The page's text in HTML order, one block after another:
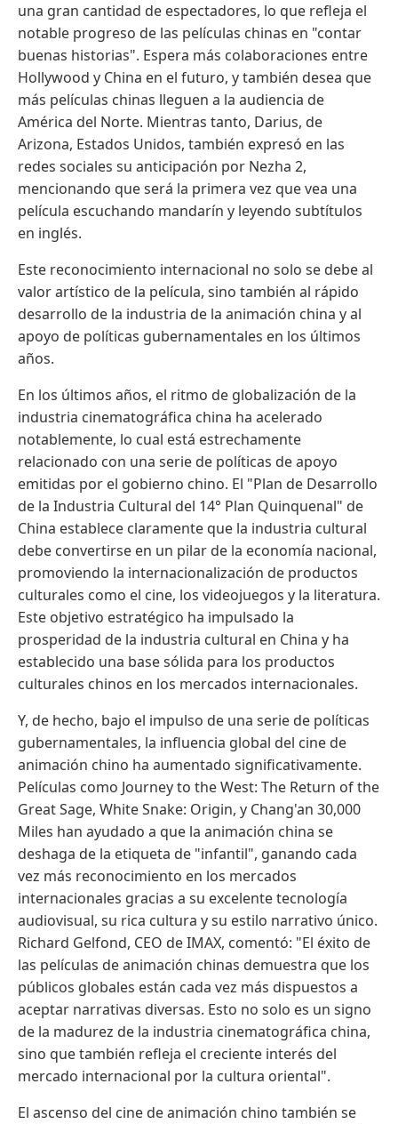
una gran cantidad de espectadores, lo que refleja el
notable progreso de las películas chinas en "contar
buenas historias". Espera más colaboraciones entre
Hollywood y China en el futuro, y también desea que
más películas chinas lleguen a la audiencia de
América del Norte. Mientras tanto, Darius, de
Arizona, Estados Unidos, también expresó en las
redes sociales su anticipación por Nezha 2,
mencionando que será la primera vez que vea una
película escuchando mandarín y leyendo subtítulos
en inglés.
Este reconocimiento internacional no solo se debe al
valor artístico de la película, sino también al rápido
desarrollo de la industria de la animación china y al
apoyo de políticas gubernamentales en los últimos
años.
En los últimos años, el ritmo de globalización de la
industria cinematográfica china ha acelerado
notablemente, lo cual está estrechamente
relacionado con una serie de políticas de apoyo
emitidas por el gobierno chino. El "Plan de Desarrollo
de la Industria Cultural del 14° Plan Quinquenal" de
China establece claramente que la industria cultural
debe convertirse en un pilar de la economía nacional,
promoviendo la internacionalización de productos
culturales como el cine, los videojuegos y la literatura.
Este objetivo estratégico ha impulsado la
prosperidad de la industria cultural en China y ha
establecido una base sólida para los productos
culturales chinos en los mercados internacionales.
Y, de hecho, bajo el impulso de una serie de políticas
gubernamentales, la influencia global del cine de
animación chino ha aumentado significativamente.
Películas como Journey to the West: The Return of the
Great Sage, White Snake: Origin, y Chang'an 30,000
Miles han ayudado a que la animación china se
deshaga de la etiqueta de "infantil", ganando cada
vez más reconocimiento en los mercados
internacionales gracias a su excelente tecnología
audiovisual, su rica cultura y su estilo narrativo único.
Richard Gelfond, CEO de IMAX, comentó: "El éxito de
las películas de animación chinas demuestra que los
públicos globales están cada vez más dispuestos a
aceptar narrativas diversas. Esto no solo es un signo
de la madurez de la industria cinematográfica china,
sino que también refleja el creciente interés del
mercado internacional por la cultura oriental".
El ascenso del cine de animación chino también se